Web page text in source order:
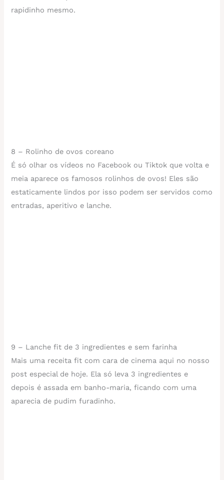
rapidinho mesmo.
8 – Rolinho de ovos coreano
É só olhar os vídeos no Facebook ou Tiktok que volta e
meia aparece os famosos rolinhos de ovos! Eles são
estaticamente lindos por isso podem ser servidos como
entradas, aperitivo e lanche.
9 – Lanche fit de 3 ingredientes e sem farinha
Mais uma receita fit com cara de cinema aqui no nosso
post especial de hoje. Ela só leva 3 ingredientes e
depois é assada em banho-maria, ficando com uma
aparecia de pudim furadinho.